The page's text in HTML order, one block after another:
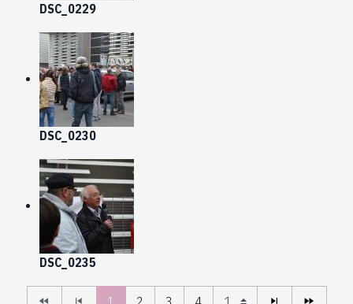
DSC_0229
DSC_0230
DSC_0235